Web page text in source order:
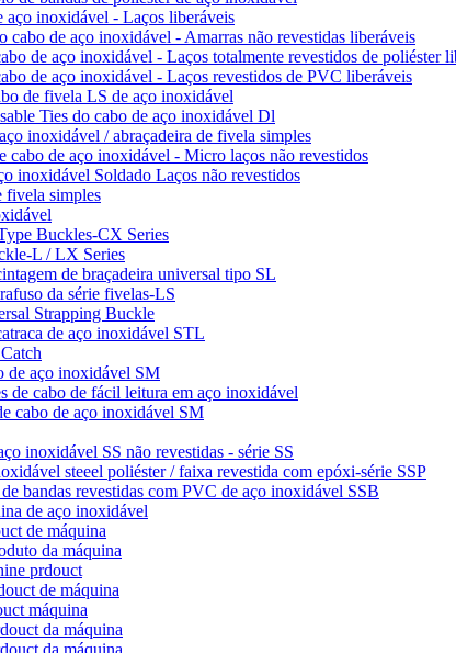
aço inoxidável - Laços liberáveis
cabo de aço inoxidável - Amarras não revestidas liberáveis
de aço inoxidável - Laços totalmente revestidos de poliéster
de aço inoxidável - Laços revestidos de PVC liberáveis
de fivela LS de aço inoxidável
Ties do cabo de aço inoxidável Dl
inoxidável / abraçadeira de fivela simples
cabo de aço inoxidável - Micro laços não revestidos
inoxidável Soldado Laços não revestidos
fivela simples
Buckles-CX Series
L / LX Series
de braçadeira universal tipo SL
da série fivelas-LS
Strapping Buckle
de aço inoxidável STL
de aço inoxidável SM
de cabo de fácil leitura em aço inoxidável
cabo de aço inoxidável SM
inoxidável SS não revestidas - série SS
steeel poliéster / faixa revestida com epóxi-série SSP
bandas revestidas com PVC de aço inoxidável SSB
de aço inoxidável
de máquina
da máquina
prdouct
de máquina
máquina
da máquina
da máquina